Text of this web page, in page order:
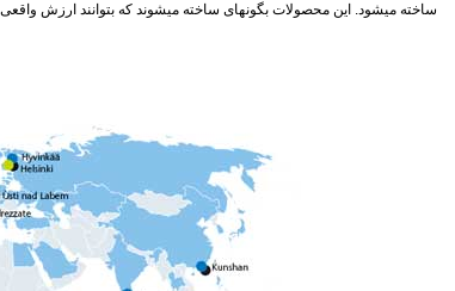
ساخته می‏‏شود. این محصولات بگونه­ای ساخته می‏‏شوند كه بتوانند ارزش واقعی